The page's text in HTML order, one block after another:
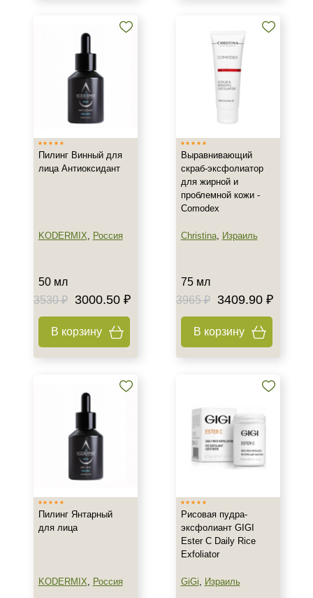
Пилинг Винный для
лица Антиоксидант
KODERMIX, Россия
50 мл
3530 ₽
3000.50 ₽
В корзину
Выравнивающий
скраб-эксфолиатор
для жирной и
проблемной кожи -
Comodex
Christina, Израиль
75 мл
3965 ₽
3409.90 ₽
В корзину
Пилинг Янтарный
для лица
KODERMIX, Россия
Рисовая пудра-
эксфолиант GIGI
Ester C Daily Rice
Exfoliator
GiGi, Израиль